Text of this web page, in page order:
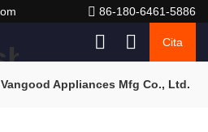
86-180-6461-5886
Cita
Appliances Mfg Co., Ltd.